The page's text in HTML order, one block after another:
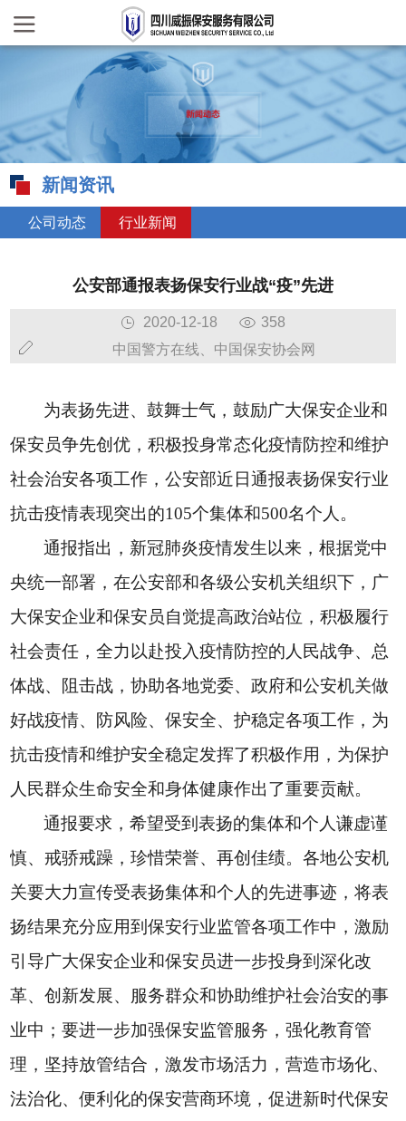
新闻资讯
公司动态 行业新闻
公安部通报表扬保安行业战“疫”先进
2020-12-18
358
中国警方在线、中国保安协会网
为表扬先进、鼓舞士气，鼓励广大保安企业和
保安员争先创优，积极投身常态化疫情防控和维护
社会治安各项工作，公安部近日通报表扬保安行业
抗击疫情表现突出的105个集体和500名个人。
通报指出，新冠肺炎疫情发生以来，根据党中
央统一部署，在公安部和各级公安机关组织下，广
大保安企业和保安员自觉提高政治站位，积极履行
社会责任，全力以赴投入疫情防控的人民战争、总
体战、阻击战，协助各地党委、政府和公安机关做
好战疫情、防风险、保安全、护稳定各项工作，为
抗击疫情和维护安全稳定发挥了积极作用，为保护
人民群众生命安全和身体健康作出了重要贡献。
通报要求，希望受到表扬的集体和个人谦虚谨
慎、戒骄戒躁，珍惜荣誉、再创佳绩。各地公安机
关要大力宣传受表扬集体和个人的先进事迹，将表
扬结果充分应用到保安行业监管各项工作中，激励
引导广大保安企业和保安员进一步投身到深化改
革、创新发展、服务群众和协助维护社会治安的事
业中；要进一步加强保安监管服务，强化教育管
理，坚持放管结合，激发市场活力，营造市场化、
法治化、便利化的保安营商环境，促进新时代保安